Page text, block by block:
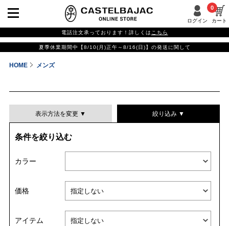
ログイン カート
0
電話注文承っております！詳しくは こちら
夏季休業期間中【8/10(月)正午～8/16(日)】の発送に関して
HOME メンズ
表示方法を変更 ▼
並び替える
絞り込み ▼
条件を絞り込む
カラー
価格
アイテム